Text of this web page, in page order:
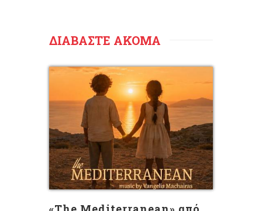
ΔΙΑΒΑΣΤΕ ΑΚΟΜΑ